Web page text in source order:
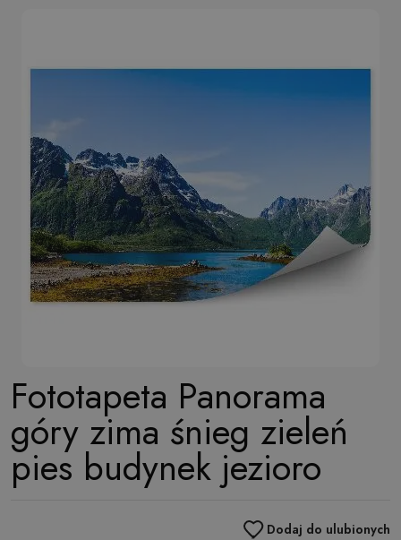
Fototapeta Panorama
góry zima śnieg zieleń
pies budynek jezioro
Dodaj do ulubionych